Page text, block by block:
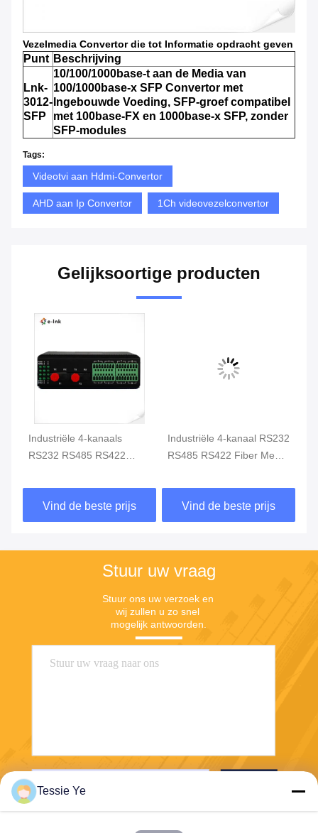
Vezelmedia Convertor die tot Informatie opdracht geven
Punt Beschrijving
Lnk-
3012-
SFP
10/100/1000base-t aan de Media van
100/1000base-x SFP Convertor met
Ingebouwde Voeding, SFP-groef compatibel
met 100base-FX en 1000base-x SFP, zonder
SFP-modules
Tags:
Videotvi aan Hdmi-Convertor
AHD aan Ip Convertor 1Ch videovezelconvertor
Gelijksoortige producten
Industriële 4-kanaals
RS232 RS485 RS422
Dubbele Ring Redundant
Vind de beste prijs
Industriële 4-kanaal RS232
RS485 RS422 Fiber Media
Vind de beste prijs
Stuur uw vraag
Stuur ons uw verzoek en
wij zullen u zo snel
mogelijk antwoorden.
Tessie Ye